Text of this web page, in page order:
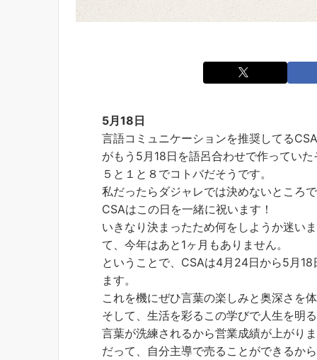
5月18日
言語コミュニケーションを推奨してる
がもう5月18日を語呂合わせで作っていた
５と１と８でコトバだそうです。
私だったらダジャレでは決めないところ
CSAはこの日を一緒に祝います！
いきなり決まったため何をしようか迷い
て、今年はあと1ヶ月もありません。
ということで、CSAは4月24日から5月
ます。
これを機にぜひ言葉の楽しみと奥深さを
そして、生活を彩るこの学びで人生を明
言葉が洗練されるから営業成績が上がりま
だって、自分主導で売ることができるから